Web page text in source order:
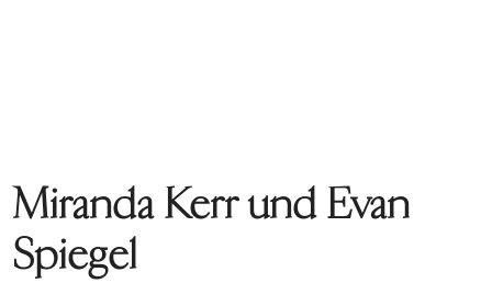
Miranda Kerr und Evan
Spiegel